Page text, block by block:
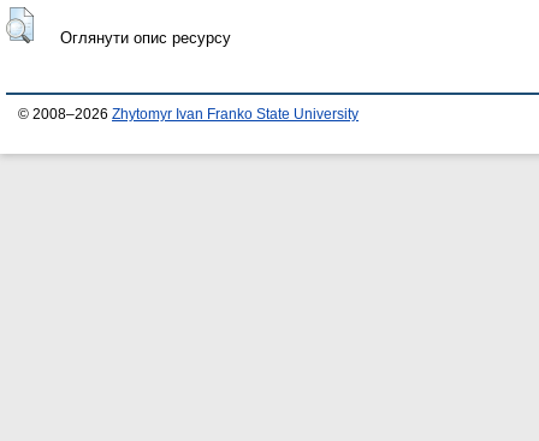
Оглянути опис ресурсу
© 2008–2026 Zhytomyr Ivan Franko State University